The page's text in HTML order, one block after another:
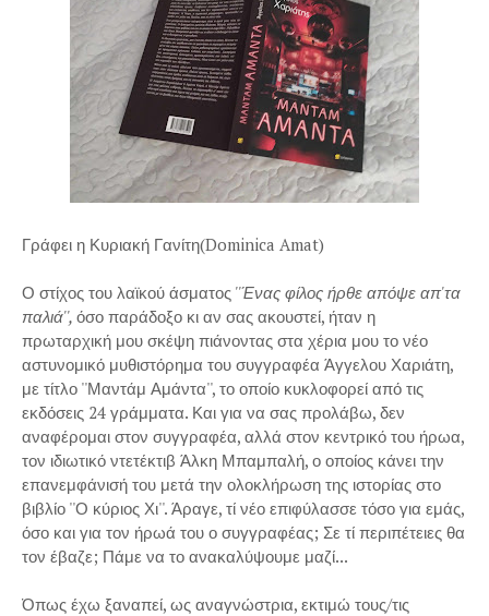
Γράφει η Κυριακή Γανίτη(Dominica Amat)
Ο στίχος του λαϊκού άσματος ''Ένας φίλος ήρθε απόψε απ'τα
παλιά'', όσο παράδοξο κι αν σας ακουστεί, ήταν η
πρωταρχική μου σκέψη πιάνοντας στα χέρια μου το νέο
αστυνομικό μυθιστόρημα του συγγραφέα Άγγελου Χαριάτη,
με τίτλο ''Μαντάμ Αμάντα'', το οποίο κυκλοφορεί από τις
εκδόσεις 24 γράμματα. Και για να σας προλάβω, δεν
αναφέρομαι στον συγγραφέα, αλλά στον κεντρικό του ήρωα,
τον ιδιωτικό ντετέκτιβ Άλκη Μπαμπαλή, ο οποίος κάνει την
επανεμφάνισή του μετά την ολοκλήρωση της ιστορίας στο
βιβλίο ''Ο κύριος Χι''. Άραγε, τί νέο επιφύλασσε τόσο για εμάς,
όσο και για τον ήρωά του ο συγγραφέας; Σε τί περιπέτειες θα
τον έβαζε; Πάμε να το ανακαλύψουμε μαζί...
Όπως έχω ξαναπεί, ως αναγνώστρια, εκτιμώ τους/τις